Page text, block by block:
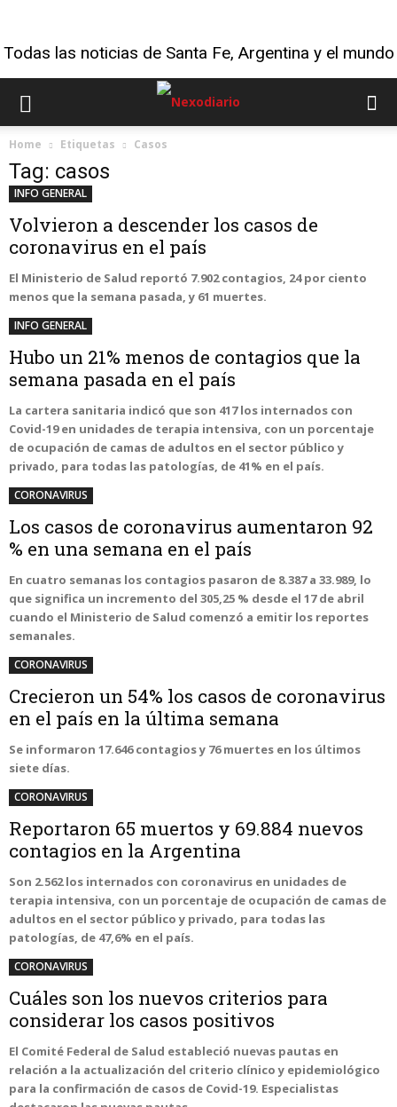
Todas las noticias de Santa Fe, Argentina y el mundo
Home Etiquetas Casos
Tag: casos
INFO GENERAL
Volvieron a descender los casos de
coronavirus en el país
El Ministerio de Salud reportó 7.902 contagios, 24 por ciento
menos que la semana pasada, y 61 muertes.
INFO GENERAL
Hubo un 21% menos de contagios que la
semana pasada en el país
La cartera sanitaria indicó que son 417 los internados con
Covid-19 en unidades de terapia intensiva, con un porcentaje
de ocupación de camas de adultos en el sector público y
privado, para todas las patologías, de 41% en el país.
CORONAVIRUS
Los casos de coronavirus aumentaron 92
% en una semana en el país
En cuatro semanas los contagios pasaron de 8.387 a 33.989, lo
que significa un incremento del 305,25 % desde el 17 de abril
cuando el Ministerio de Salud comenzó a emitir los reportes
semanales.
CORONAVIRUS
Crecieron un 54% los casos de coronavirus
en el país en la última semana
Se informaron 17.646 contagios y 76 muertes en los últimos
siete días.
CORONAVIRUS
Reportaron 65 muertos y 69.884 nuevos
contagios en la Argentina
Son 2.562 los internados con coronavirus en unidades de
terapia intensiva, con un porcentaje de ocupación de camas de
adultos en el sector público y privado, para todas las
patologías, de 47,6% en el país.
CORONAVIRUS
Cuáles son los nuevos criterios para
considerar los casos positivos
El Comité Federal de Salud estableció nuevas pautas en
relación a la actualización del criterio clínico y epidemiológico
para la confirmación de casos de Covid-19. Especialistas